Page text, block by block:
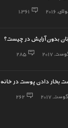
1,361
زنان بدون آرایش در چیست؟
285
بخار دادن پوست در خانه
262